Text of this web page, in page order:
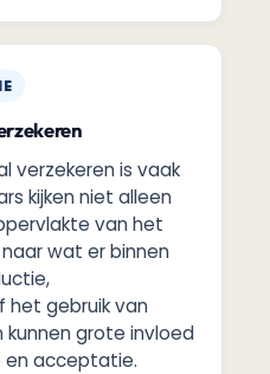
verzekeren is vaak
kijken niet alleen
van het
wat er binnen
het gebruik van
grote invloed
en acceptatie.